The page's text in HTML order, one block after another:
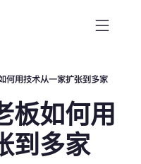
何用技术从一家扩张到多家
板如何用
到多家